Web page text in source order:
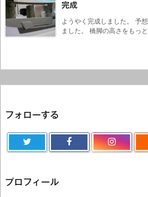
完成
ようやく完成しました。 予
ました。 橋脚の高さをもっ
フォローする
プロフィール